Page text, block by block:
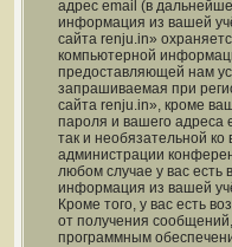
адрес email (в
информация из вашей
сайта renju.in»
компьютерной
предоставляющей нам
запрашиваемая при
сайта renju.in», кроме
пароля и вашего адреса
так и необязательной ко
администрации
любом случае у вас есть
информация из вашей
Кроме того, у вас есть
от получения
программным